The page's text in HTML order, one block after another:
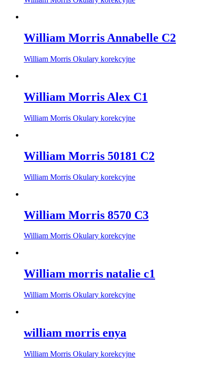
William Morris Annabelle C2
William Morris Okulary korekcyjne
William Morris Alex C1
William Morris Okulary korekcyjne
William Morris 50181 C2
William Morris Okulary korekcyjne
William Morris 8570 C3
William Morris Okulary korekcyjne
William morris natalie c1
William Morris Okulary korekcyjne
william morris enya
William Morris Okulary korekcyjne